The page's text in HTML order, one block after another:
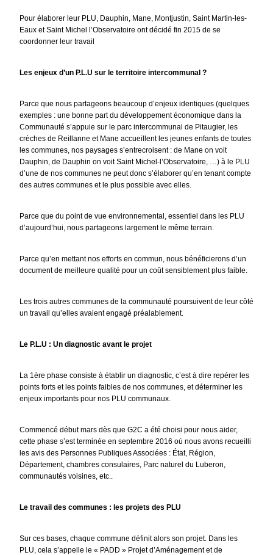
Pour élaborer leur PLU, Dauphin, Mane, Montjustin, Saint Martin-les-
Eaux et Saint Michel l’Observatoire ont décidé fin 2015 de se
coordonner leur travail
Les enjeux d’un P.L.U sur le territoire intercommunal ?
Parce que nous partageons beaucoup d’enjeux identiques (quelques
exemples : une bonne part du développement économique dans la
Communauté s’appuie sur le parc intercommunal de Pitaugier, les
crèches de Reillanne et Mane accueillent les jeunes enfants de toutes
les communes, nos paysages s’entrecroisent : de Mane on voit
Dauphin, de Dauphin on voit Saint Michel-l’Observatoire, …) à le PLU
d’une de nos communes ne peut donc s’élaborer qu’en tenant compte
des autres communes et le plus possible avec elles.
Parce que du point de vue environnemental, essentiel dans les PLU
d’aujourd’hui, nous partageons largement le même terrain.
Parce qu’en mettant nos efforts en commun, nous bénéficierons d’un
document de meilleure qualité pour un coût sensiblement plus faible.
Les trois autres communes de la communauté poursuivent de leur côté
un travail qu’elles avaient engagé préalablement.
Le P.L.U : Un diagnostic avant le projet
La 1ère phase consiste à établir un diagnostic, c’est à dire repérer les
points forts et les points faibles de nos communes, et déterminer les
enjeux importants pour nos PLU communaux.
Commencé début mars dès que G2C a été choisi pour nous aider,
cette phase s’est terminée en septembre 2016 où nous avons recueilli
les avis des Personnes Publiques Associées : État, Région,
Département, chambres consulaires, Parc naturel du Luberon,
communautés voisines, etc..
Le travail des communes : les projets des PLU
Sur ces bases, chaque commune définit alors son projet. Dans les
PLU, cela s’appelle le « PADD » Projet d’Aménagement et de